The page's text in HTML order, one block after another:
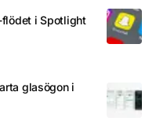
i Spotlight
glasögon i